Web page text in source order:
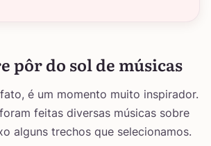
pôr do sol de músicas
é um momento muito inspirador.
feitas diversas músicas sobre
alguns trechos que selecionamos.